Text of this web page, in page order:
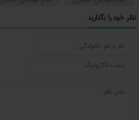
نظر خود را بگذارید